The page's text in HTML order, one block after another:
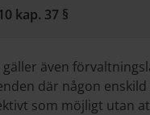
kap. 37 §
även
där någon
som möjligt utan